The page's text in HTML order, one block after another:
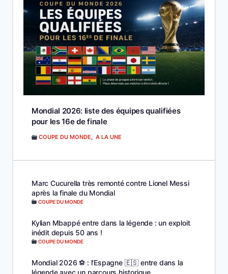
Mondial 2026: liste des équipes qualifiées
pour les 16e de finale
COUPE DU MONDE, A LA UNE
Marc Cucurella très remonté contre Lionel Messi
après la finale du Mondial
COUPE DU MONDE
Kylian Mbappé entre dans la légende : un exploit
inédit depuis 50 ans !
COUPE DU MONDE
Mondial 2026 ⚽️ : l’Espagne 🇪🇸 entre dans la